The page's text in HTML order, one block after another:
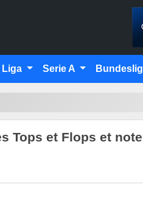
Liga Serie A
Tops et Flops et